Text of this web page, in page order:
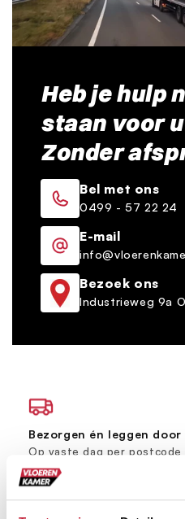
Heb je hulp
staan voor
Zonder
Bel met ons
0499 - 57 22 24
E-mail
Bezoek ons
Industrieweg 9a
Bezorgen én leggen door
Op vaste dag per postcode
Grootste